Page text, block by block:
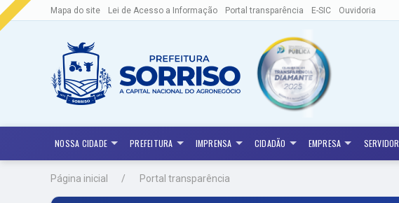
Mapa do site Lei de Acesso a Informação Portal transparência E-SIC Ouvidoria
NOSSA CIDADE PREFEITURA IMPRENSA CIDADÃO EMPRESA SERVIDOR
Página inicial Portal transparência